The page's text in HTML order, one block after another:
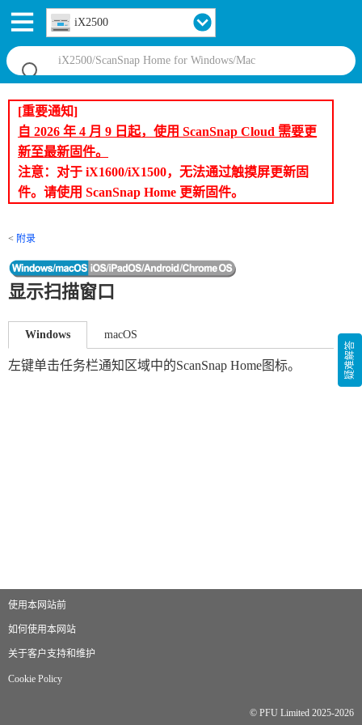
iX2500
[重要通知]
自 2026 年 4 月 9 日起，使用 ScanSnap Cloud 需要更
新至最新固件。
注意：对于 iX1600/iX1500，无法通过触摸屏更新固
件。请使用 ScanSnap Home 更新固件。
附录
显示扫描窗口
Windows
左键单击任务栏通知区域中的ScanSnap Home图标。
macOS
使用本网站前
如何使用本网站
关于客户支持和维护
Cookie Policy
© PFU Limited 2025-2026
疑难解答